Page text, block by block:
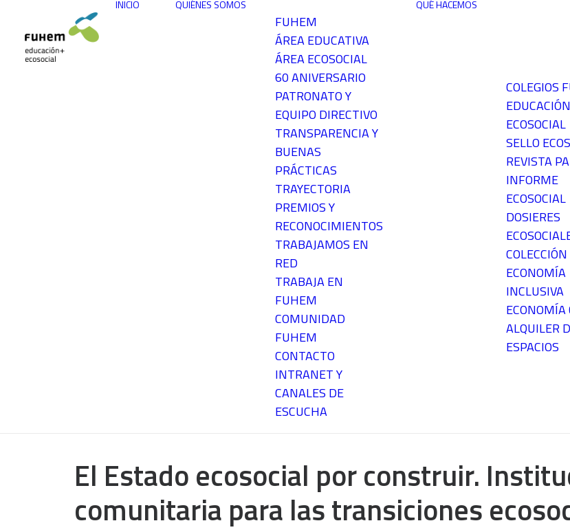
INICIO QUIÉNES SOMOS
FUHEM
ÁREA EDUCATIVA
ÁREA ECOSOCIAL
60 ANIVERSARIO
PATRONATO Y
EQUIPO DIRECTIVO
TRANSPARENCIA Y
BUENAS
PRÁCTICAS
TRAYECTORIA
PREMIOS Y
RECONOCIMIENTOS
TRABAJAMOS EN
RED
TRABAJA EN
FUHEM
COMUNIDAD
FUHEM
CONTACTO
INTRANET Y
CANALES DE
ESCUCHA
QUÉ HACEMOS
COLEGIOS
EDUCACIÓN
ECOSOCIAL
SELLO
REVISTA
INFORME
ECOSOCIAL
DOSIERES
COLECCIÓN
ECONOMÍA
INCLUSIVA
ECONOMÍA
ALQUILER
ESPACIOS
El Estado ecosocial por construir.
comunitaria para las transiciones